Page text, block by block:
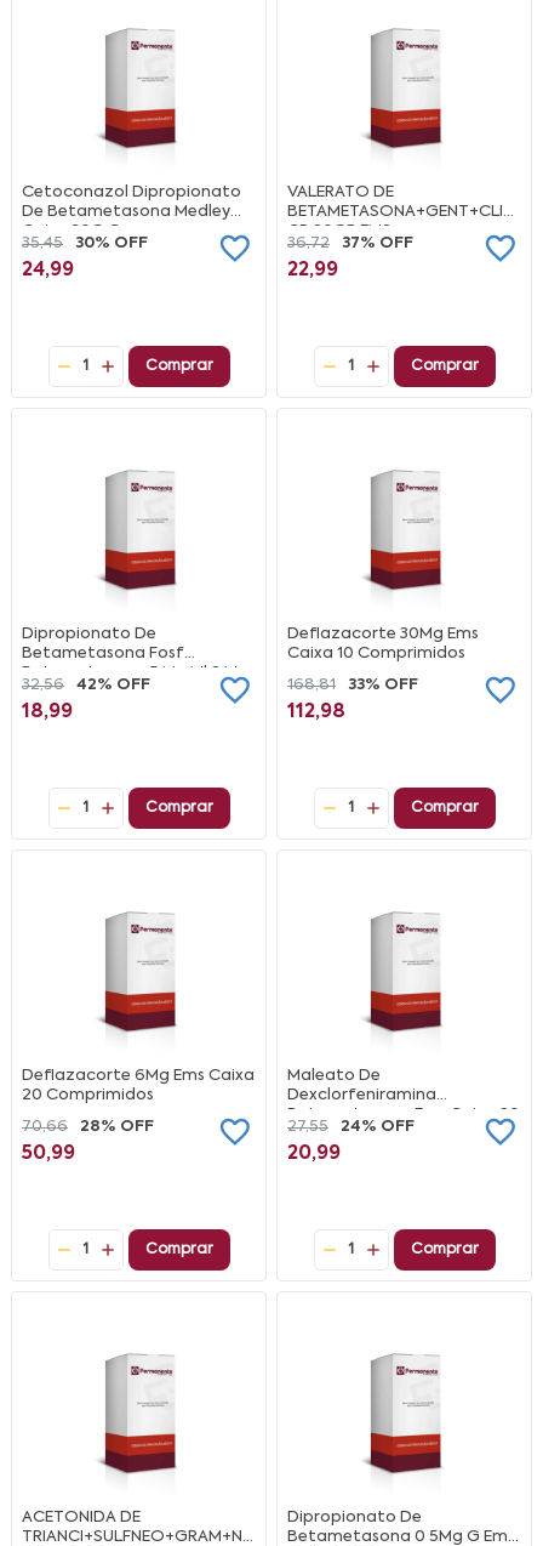
Cetoconazol Dipropionato
De Betametasona Medley
Caixa 30G Creme
35,45 30% OFF
24,99
1 Comprar
VALERATO DE
CR 20GR EMS
36,72 37% OFF
22,99
1 Comprar
Dipropionato De
Betametasona Fosf
Betametasona 5 Mg Ml 2 Mg
Ml Ampola 1 Ml Eurofarma
Genérico
32,56 42% OFF
18,99
1 Comprar
Deflazacorte 30Mg Ems
Caixa 10 Comprimidos
168,81
33% OFF
112,98
1 Comprar
Deflazacorte 6Mg Ems Caixa
20 Comprimidos
70,66
28% OFF
50,99
1 Comprar
Maleato De
Dexclorfeniramina
Betametasona Ems Caixa 20
Comprimidos
27,55 24% OFF
20,99
1 Comprar
ACETONIDA DE
TRIANCI+SULFNEO+GRAM+NIST
Dipropionato De
Betametasona 0 5Mg G Ems